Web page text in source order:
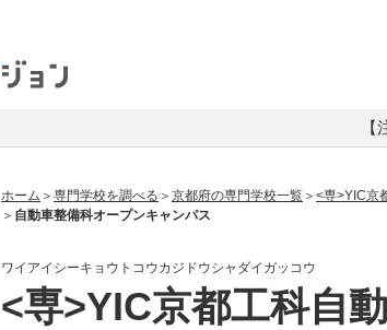
ホーム 専門学校を調べる 京都府の専門学校一覧 <専>YIC京
自動車整備科オープンキャンパス
ワイアイシーキョウトコウカジドウシャダイガッコウ
<専>YIC京都工科自